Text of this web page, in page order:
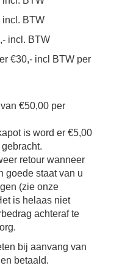
incl. BTW
incl. BTW
€30,- incl BTW per
€50,00 per
is word er €5,00
retour wanneer
goede staat van u
(zie onze
is helaas niet
achteraf te
bij aanvang van
betaald.